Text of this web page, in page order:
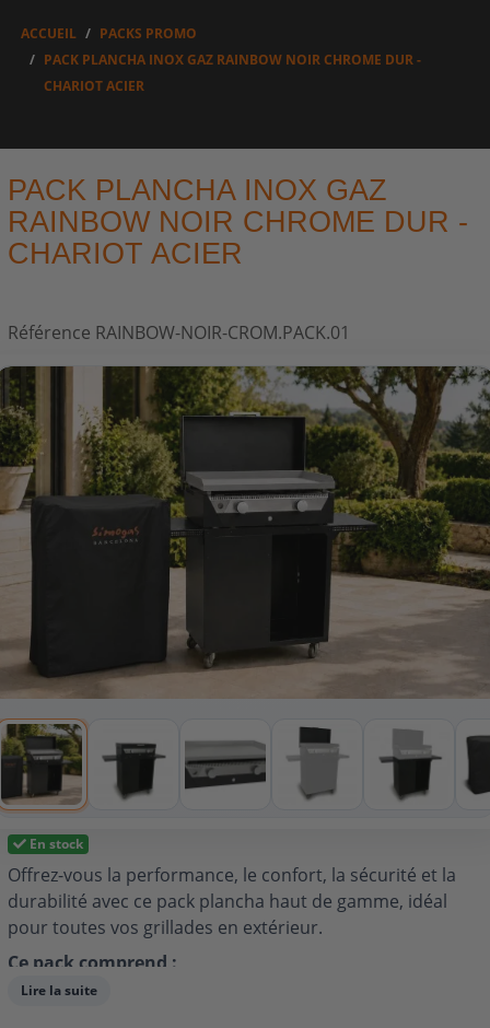
ACCUEIL
PACKS PROMO
PACK PLANCHA INOX GAZ RAINBOW NOIR CHROME DUR -
CHARIOT ACIER
PACK PLANCHA INOX GAZ
RAINBOW NOIR CHROME DUR -
CHARIOT ACIER
Référence RAINBOW-NOIR-CROM.PACK.01
En stock
Offrez-vous la performance, le confort, la sécurité et la
durabilité avec ce pack plancha haut de gamme, idéal
pour toutes vos grillades en extérieur.
Ce pack comprend :
Plancha en chrome dur inoxydable
Lire la suite